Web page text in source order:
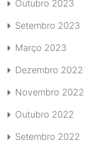
Outubro 2023
Setembro 2023
Março 2023
Dezembro 2022
Novembro 2022
Outubro 2022
Setembro 2022